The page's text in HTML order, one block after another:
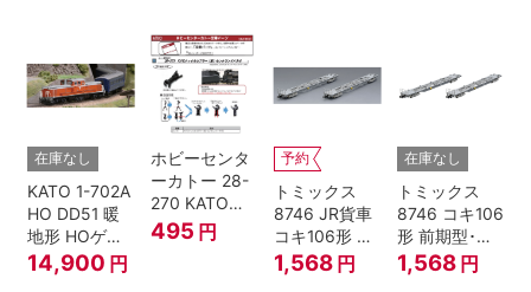
在庫なし
KATO 1-702A
HO DD51 暖
地形 HOゲー
ジ
14,900 円
ホビーセンタ
ーカトー 28-
270 KATOナ
ックルカプラ
ー 黒 センタ
495 円
予約
トミックス
8746 JR貨車
コキ106形 前
期型･新塗装･
コンテナな
1,568 円
在庫なし
トミックス
8746 コキ106
形 前期型･新
塗装･コンテ
ナなし･2両セ
1,568 円